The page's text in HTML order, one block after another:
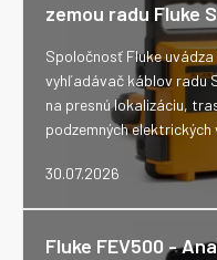
zemou radu Fluke
30.07.2026
Spoločnosť Fluke
vyhľadávač káblov radu
na presnú lokalizáciu,
podzemných elektrických
Fluke FEV500 -